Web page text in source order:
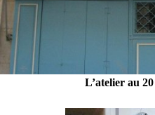
L’atelier au